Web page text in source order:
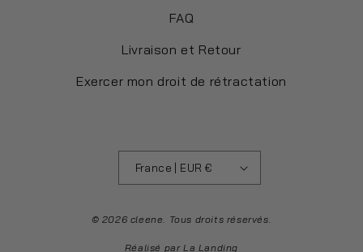
FAQ
Livraison et Retour
Exercer mon droit de rétractation
France | EUR €
© 2026 cleene. Tous droits réservés.
Réalisé parLa Landing